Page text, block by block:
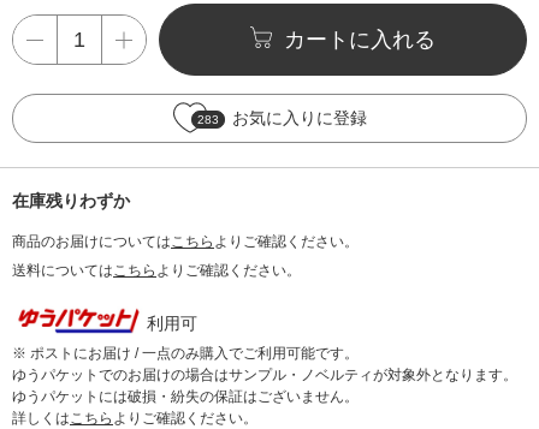
カートに入れる
283 お気に入りに登録
在庫残りわずか
商品のお届けについてはこちら よりご確認ください。
送料についてはこちら よりご確認ください。
利用可
※ ポストにお届け / 一点のみ購入でご利用可能です。
ゆうパケットでのお届けの場合はサンプル・ノベルティが対象外となります。
ゆうパケットには破損・紛失の保証はございません。
詳しくはこちら よりご確認ください。